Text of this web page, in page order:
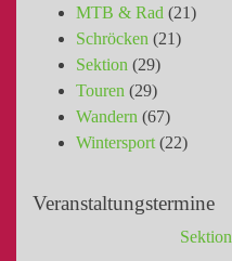
MTB & Rad (21)
Schröcken (21)
Sektion (29)
Touren (29)
Wandern (67)
Wintersport (22)
Veranstaltungstermine